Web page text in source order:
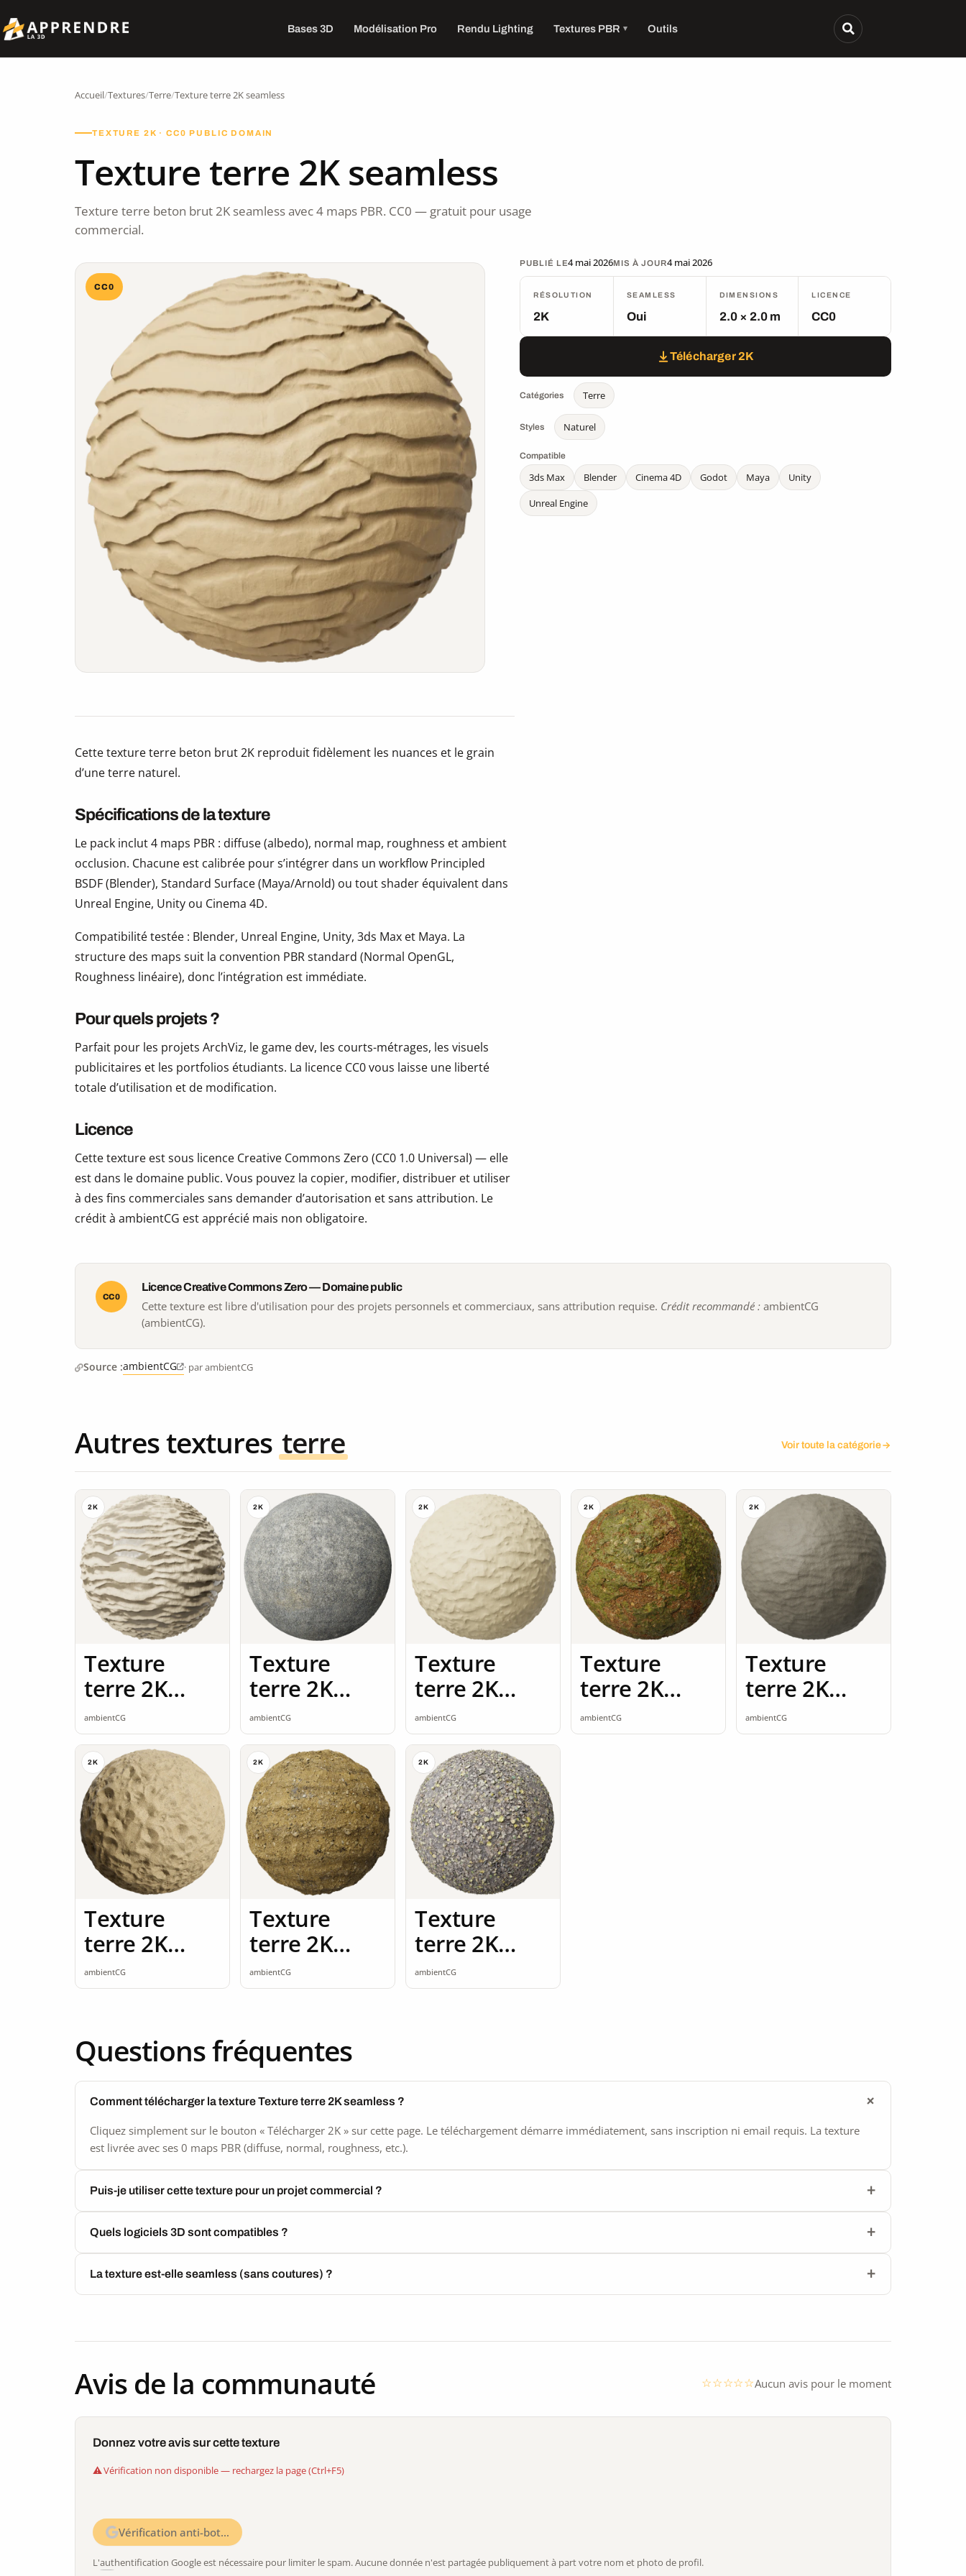
Bases 3D Modélisation Pro Rendu Lighting Textures PBR Outils
Accueil/Textures/Terre/Texture terre 2K seamless
TEXTURE 2K · CC0 PUBLIC DOMAIN
Texture terre 2K seamless
Texture terre beton brut 2K seamless avec 4 maps PBR. CC0 — gratuit pour usage
commercial.
CC0
PUBLIÉ LE4 mai 2026MIS À JOUR4 mai 2026
RÉSOLUTION
2K
SEAMLESS
Oui
DIMENSIONS
2.0 × 2.0 m
LICENCE
CC0
Télécharger 2K
Catégories Terre
Styles Naturel
Compatible
3ds Max Blender Cinema 4D Godot Maya
Unity
Unreal Engine
Cette texture terre beton brut 2K reproduit fidèlement les nuances et le grain
d’une terre naturel.
Spécifications de la texture
Le pack inclut 4 maps PBR : diffuse (albedo), normal map, roughness et ambient
occlusion. Chacune est calibrée pour s’intégrer dans un workflow Principled
BSDF (Blender), Standard Surface (Maya/Arnold) ou tout shader équivalent dans
Unreal Engine, Unity ou Cinema 4D.
Compatibilité testée : Blender, Unreal Engine, Unity, 3ds Max et Maya. La
structure des maps suit la convention PBR standard (Normal OpenGL,
Roughness linéaire), donc l’intégration est immédiate.
Pour quels projets ?
Parfait pour les projets ArchViz, le game dev, les courts-métrages, les visuels
publicitaires et les portfolios étudiants. La licence CC0 vous laisse une liberté
totale d’utilisation et de modification.
Licence
Cette texture est sous licence Creative Commons Zero (CC0 1.0 Universal) — elle
est dans le domaine public. Vous pouvez la copier, modifier, distribuer et utiliser
à des fins commerciales sans demander d’autorisation et sans attribution. Le
crédit à ambientCG est apprécié mais non obligatoire.
CC0
Licence Creative Commons Zero — Domaine public
Cette texture est libre d'utilisation pour des projets personnels et commerciaux, sans attribution requise. Crédit recommandé : ambientCG
(ambientCG).
Source :ambientCG · par ambientCG
Autres textures terre Voir toute la catégorie
2K
Texture
terre 2K
seamless
ambientCG
2K
Texture
terre 2K
seamless
ambientCG
2K
Texture
terre 2K
seamless
ambientCG
2K
Texture
terre 2K
seamless
ambientCG
2K
Texture
terre 2K
seamless
ambientCG
2K
Texture
terre 2K
seamless
ambientCG
2K
Texture
terre 2K
seamless
ambientCG
2K
Texture
terre 2K
seamless
ambientCG
Questions fréquentes
Comment télécharger la texture Texture terre 2K seamless ?
Cliquez simplement sur le bouton « Télécharger 2K » sur cette page. Le téléchargement démarre immédiatement, sans inscription ni email requis. La texture
est livrée avec ses 0 maps PBR (diffuse, normal, roughness, etc.).
Puis-je utiliser cette texture pour un projet commercial ?
Quels logiciels 3D sont compatibles ?
La texture est-elle seamless (sans coutures) ?
Avis de la communauté Aucun avis pour le moment
Donnez votre avis sur cette texture
Vérification non disponible — rechargez la page (Ctrl+F5)
Vérification anti-bot…
L'authentification Google est nécessaire pour limiter le spam. Aucune donnée n'est partagée publiquement à part votre nom et photo de profil.